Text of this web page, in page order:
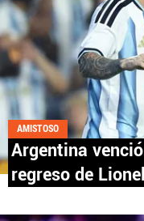
QUIENES SOMOS | STAFF
Términos y Condiciones
Política Editorial
Ad
AMISTOSO
Argentina
regreso de